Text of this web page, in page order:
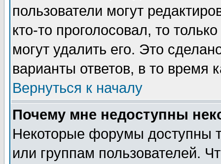
пользователи могут
кто-то проголосовал, то
могут удалить его. Это
варианты ответов, в то время
Вернуться к началу
Почему мне недоступны
Некоторые форумы доступны
или группам пользователей.